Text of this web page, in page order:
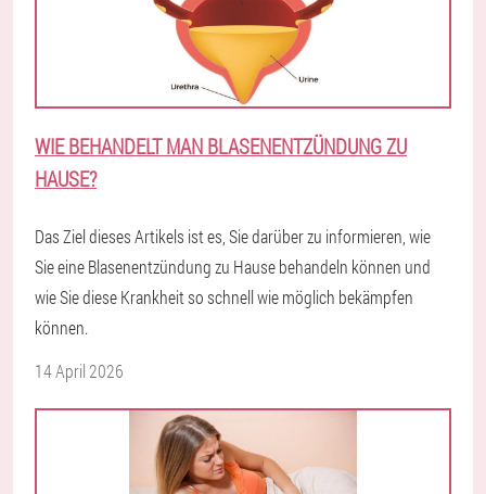
WIE BEHANDELT MAN BLASENENTZÜNDUNG ZU
HAUSE?
Das Ziel dieses Artikels ist es, Sie darüber zu informieren, wie
Sie eine Blasenentzündung zu Hause behandeln können und
wie Sie diese Krankheit so schnell wie möglich bekämpfen
können.
14 April 2026